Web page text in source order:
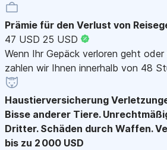
Prämie für den Verlust von
47 USD 25 USD
Wenn Ihr Gepäck verloren geht
zahlen wir Ihnen innerhalb von 48
Haustierversicherung
Bisse anderer Tiere.
Dritter. Schäden durch Waffen.
bis zu 2 000 USD